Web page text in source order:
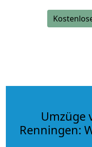
Umzüge
Renningen: